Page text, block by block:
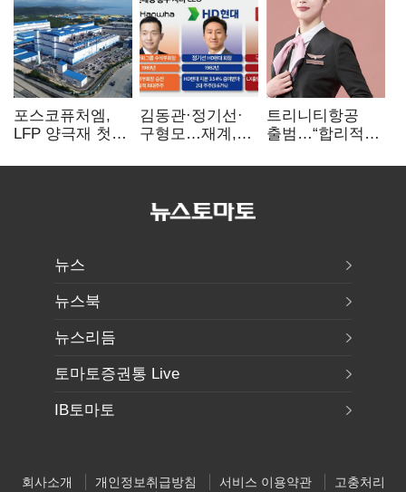
포스코퓨처엠,
LFP 양극재 첫
ESS 시장 공략
김동관·정기선·
구형모…재계,
전성시대
트리니티항공
출범…“합리적
서비스로 승부”
뉴스
뉴스북
뉴스리듬
토마토증권통 Live
IB토마토
회사소개 개인정보취급방침 서비스 이용약관 고충처리